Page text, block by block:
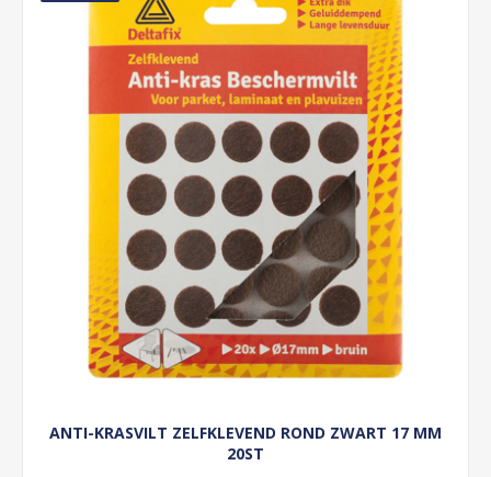
ANTI-KRASVILT ZELFKLEVEND ROND ZWART 17 MM
20ST